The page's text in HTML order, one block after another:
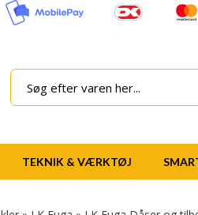
TEKNIK & VÆRKTØJ